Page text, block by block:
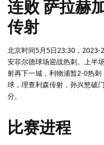
连败 萨拉赫
传射
北京时间5月5日23:30，2023-
安菲尔德球场迎战热刺。上半
射再下一城，利物浦暂2-0热
球，理查利森传射，孙兴慜破
分。
比赛进程